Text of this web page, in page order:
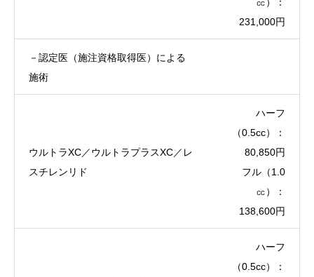
231,000円
－認定医（施注資格取得医）による
施術
ウルトラXC／ウルトラプラスXC／レ
スチレンリド
ハーフ
（0.5cc）：
80,850円
フル（1.0
㏄）：
138,600円
ハーフ
（0.5cc）：